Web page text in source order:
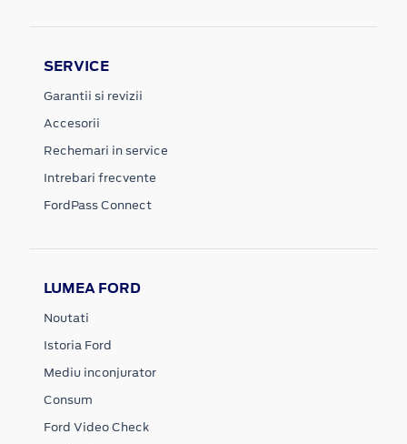
SERVICE
Garantii si revizii
Accesorii
Rechemari in service
Intrebari frecvente
FordPass Connect
LUMEA FORD
Noutati
Istoria Ford
Mediu inconjurator
Consum
Ford Video Check